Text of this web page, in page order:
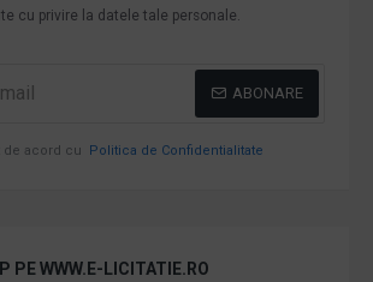
cu privire la datele tale personale.
ABONARE
de acord cu Politica de Confidentialitate
PE WWW.E-LICITATIE.RO